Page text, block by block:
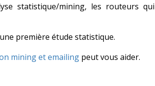
statistique/mining, les routeurs qui
première étude statistique.
mining et emailing peut vous aider.